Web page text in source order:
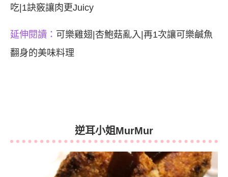
吃|1訣竅讓肉更Juicy
延伸閱讀： 可樂雞翅|杏鮑菇亂入|再1次讓可樂鹹魚
翻身的美味料理
逆耳小姐MurMur